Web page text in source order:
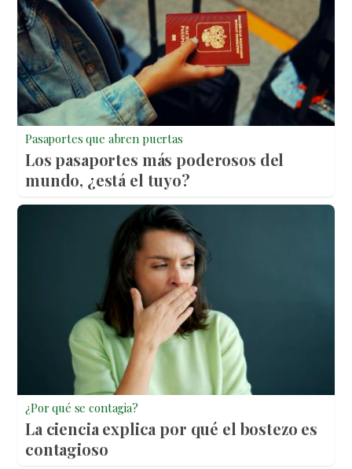
Pasaportes que abren puertas
Los pasaportes más poderosos del
mundo, ¿está el tuyo?
¿Por qué se contagia?
La ciencia explica por qué el bostezo es
contagioso